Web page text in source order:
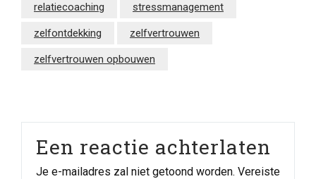
relatiecoaching stressmanagement
zelfontdekking zelfvertrouwen
zelfvertrouwen opbouwen
Een reactie achterlaten
Je e-mailadres zal niet getoond worden. Vereiste